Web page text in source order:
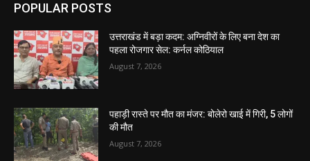
POPULAR POSTS
उत्तराखंड में बड़ा कदम: अग्निवीरों के लिए बना देश का
पहला रोजगार सेल: कर्नल कोठियाल
August 7, 2026
पहाड़ी रास्ते पर मौत का मंजर: बोलेरो खाई में गिरी, 5 लोगों
की मौत
August 7, 2026